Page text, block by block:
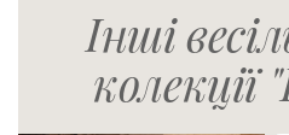
Інші
колекції